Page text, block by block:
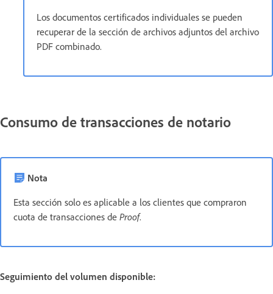
Los documentos certificados individuales se pueden
recuperar de la sección de archivos adjuntos del archivo
PDF combinado.
Consumo de transacciones de notario
Nota
Esta sección solo es aplicable a los clientes que compraron
cuota de transacciones de Proof.
Seguimiento del volumen disponible: